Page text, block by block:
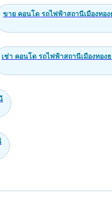
ขาย คอนโด รถไฟฟ้าสถานีเมืองทอ
เช่า คอนโด รถไฟฟ้าสถานีเมืองทอง